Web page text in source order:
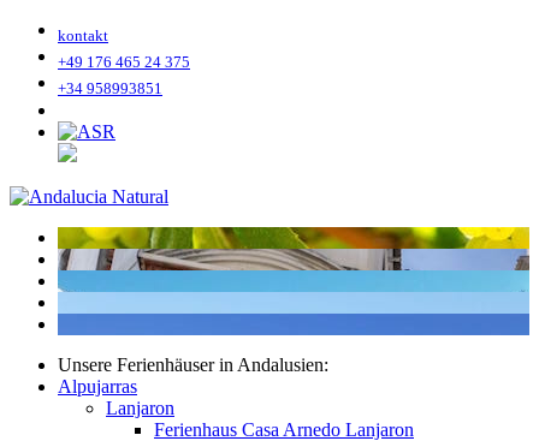
kontakt
+49 176 465 24 375
+34 958993851
Unsere Ferienhäuser in Andalusien:
Alpujarras
Lanjaron
Ferienhaus Casa Arnedo Lanjaron